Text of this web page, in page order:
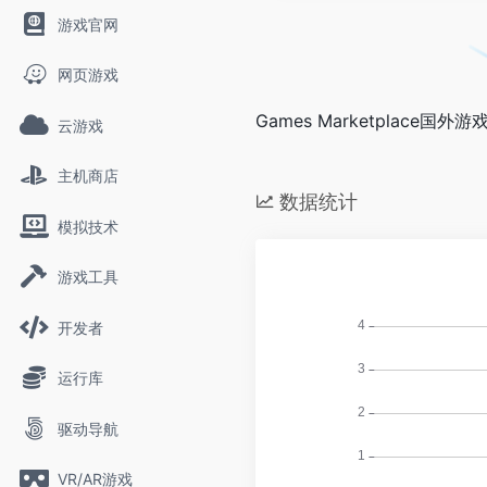
游戏官网
网页游戏
云游戏
主机商店
模拟技术
游戏工具
开发者
运行库
驱动导航
VR/AR游戏
Games Marketplace国外游
数据统计